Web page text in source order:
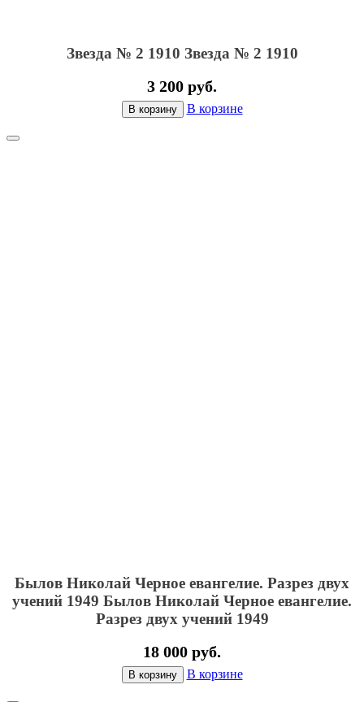
Звезда № 2 1910 Звезда № 2 1910
3 200 руб.
В корзину В корзине
Былов Николай Черное евангелие. Разрез двух
учений 1949 Былов Николай Черное евангелие.
Разрез двух учений 1949
18 000 руб.
В корзину В корзине